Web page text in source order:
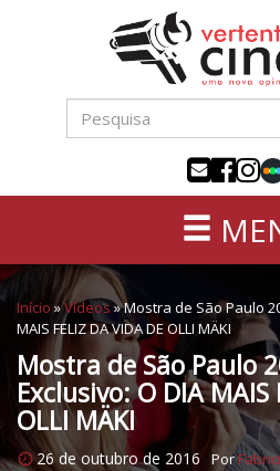
conteúdo
sétima
Início »Vídeos»Mostra de São Paulo
MAIS FELIZ DA VIDA DE OLLI MÄKI
Mostra de São Paulo
Exclusivo: O DIA MAIS
OLLI MÄKI
26 de outubro de 2016 Por